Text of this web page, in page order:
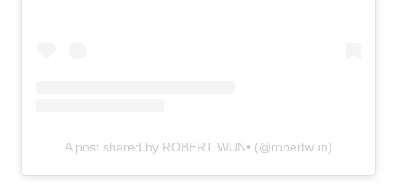
A post shared by ROBERT WUN• (@robertwun)